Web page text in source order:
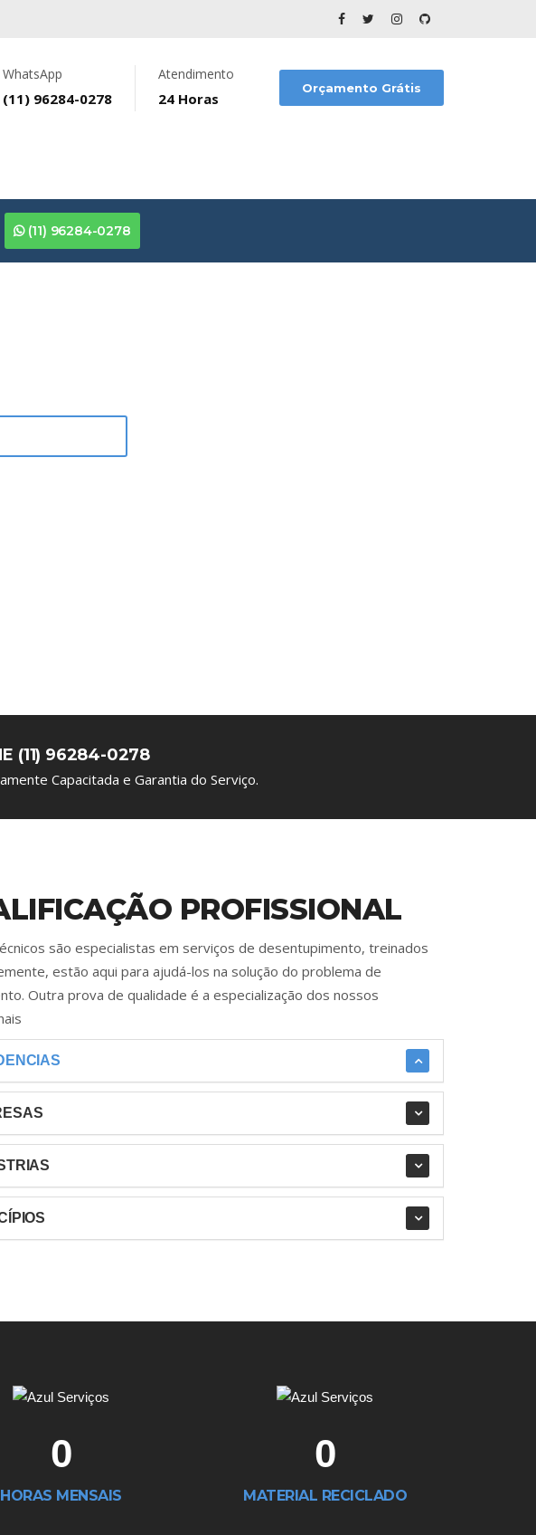
WhatsApp
(11) 96284-0278
Atendimento
24 Horas
Orçamento Grátis
(11) 96284-0278
(11) 96284-0278
Capacitada e Garantia do Serviço.
PROFISSIONAL
são especialistas em serviços de desentupimento, treinados
estão aqui para ajudá-los na solução do problema de
Outra prova de qualidade é a especialização dos nossos
0
HORAS MENSAIS
0
MATERIAL RECICLADO